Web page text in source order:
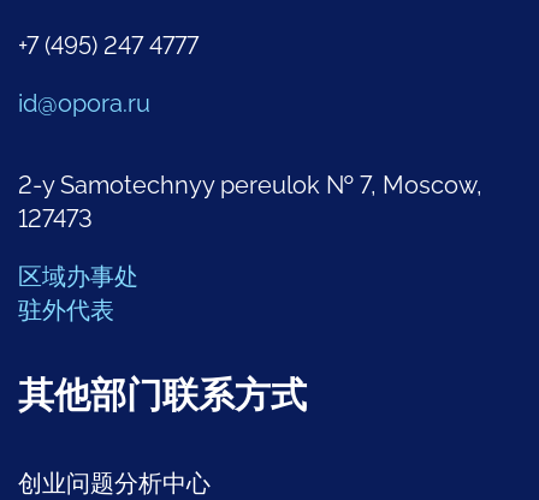
+7 (495) 247 4777
id@opora.ru
2-y Samotechnyy pereulok № 7, Moscow,
127473
区域办事处
驻外代表
其他部门联系方式
创业问题分析中心